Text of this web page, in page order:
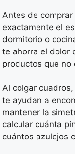
Antes de
exactamente el
dormitorio o
te ahorra el dolor
productos que no
Al colgar
te ayudan a
mantener la
calcular cuánta
cuántos azulejos